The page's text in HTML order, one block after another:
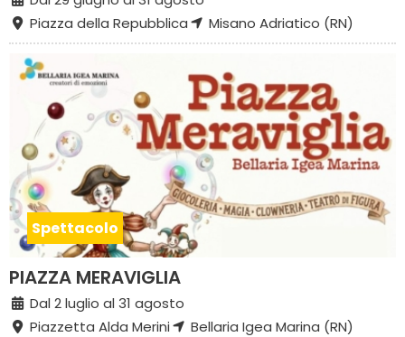
Piazza della Repubblica
Misano Adriatico (RN)
Spettacolo
PIAZZA MERAVIGLIA
Dal 2 luglio al 31 agosto
Piazzetta Alda Merini
Bellaria Igea Marina (RN)